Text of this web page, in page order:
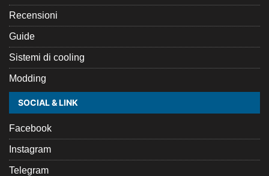
Recensioni
Guide
Sistemi di cooling
Modding
SOCIAL & LINK
Facebook
Instagram
Telegram